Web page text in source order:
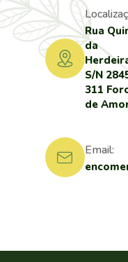
Rua
da
S/N
311
de
Email: